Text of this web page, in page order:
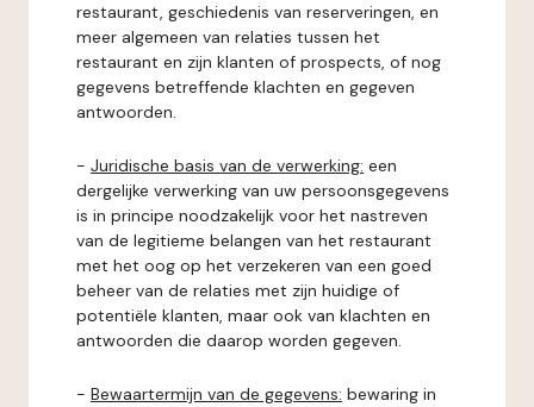
restaurant, geschiedenis van reserveringen, en
meer algemeen van relaties tussen het
restaurant en zijn klanten of prospects, of nog
gegevens betreffende klachten en gegeven
antwoorden.
- Juridische basis van de verwerking: een
dergelijke verwerking van uw persoonsgegevens
is in principe noodzakelijk voor het nastreven
van de legitieme belangen van het restaurant
met het oog op het verzekeren van een goed
beheer van de relaties met zijn huidige of
potentiële klanten, maar ook van klachten en
antwoorden die daarop worden gegeven.
- Bewaartermijn van de gegevens: bewaring in